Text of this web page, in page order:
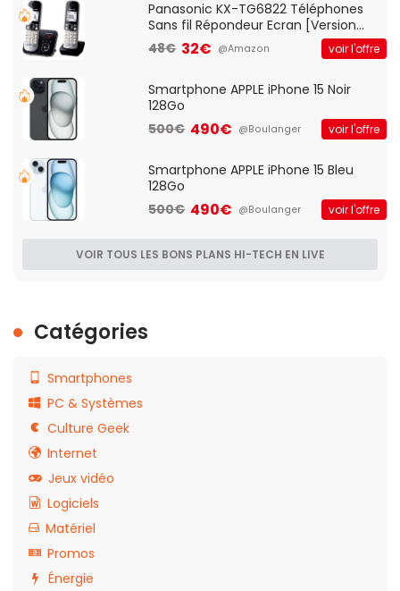
Panasonic KX-TG6822 Téléphones
Sans fil Répondeur Ecran [Version
Française]
48€ 32€ @Amazon voir l'offre
Smartphone APPLE iPhone 15 Noir
128Go
500€ 490€ @Boulanger voir l'offre
Smartphone APPLE iPhone 15 Bleu
128Go
500€ 490€ @Boulanger voir l'offre
VOIR TOUS LES BONS PLANS HI-TECH EN LIVE
Catégories
Smartphones
PC & Systèmes
Culture Geek
Internet
Jeux vidéo
Logiciels
Matériel
Promos
Énergie